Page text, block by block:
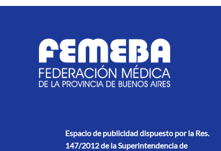
Espacio de publicidad dispuesto por la Res.
147/2012 de la Superintendencia de